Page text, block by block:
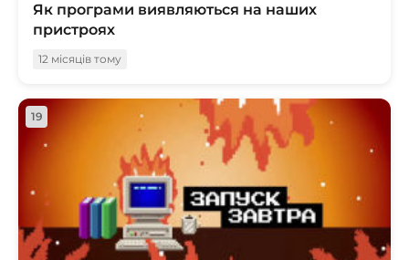
Як програми виявляються на наших
пристроях
12 місяців тому
19